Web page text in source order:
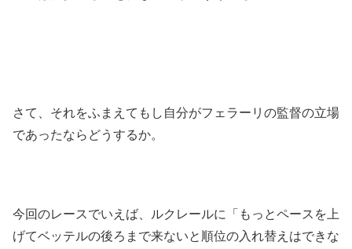
さて、それをふまえてもし自分がフェラーリの監督の立場
であったならどうするか。
今回のレースでいえば、ルクレールに「もっとペースを上
げてベッテルの後ろまで来ないと順位の入れ替えはできな